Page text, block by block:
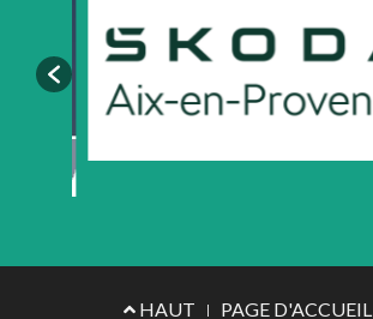
HAUT PAGE D'ACCUEIL